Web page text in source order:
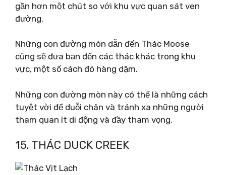
gần hơn một chút so với khu vực quan sát ven
đường.
Những con đường mòn dẫn đến Thác Moose
cũng sẽ đưa bạn đến các thác khác trong khu
vực, một số cách đó hàng dặm.
Những con đường mòn này có thể là những cách
tuyệt vời để duỗi chân và tránh xa những người
tham quan ít di động và đầy tham vọng.
15. THÁC DUCK CREEK